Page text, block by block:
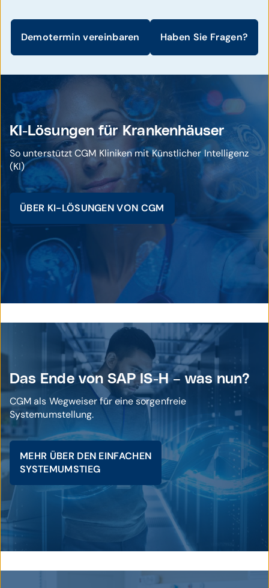
Demotermin vereinbaren Haben Sie Fragen?
KI-Lösungen für Krankenhäuser
So unterstützt CGM Kliniken mit Künstlicher Intelligenz
(KI)
ÜBER KI-LÖSUNGEN VON CGM
Das Ende von SAP IS-H – was nun?
CGM als Wegweiser für eine sorgenfreie
Systemumstellung.
MEHR ÜBER DEN EINFACHEN
SYSTEMUMSTIEG